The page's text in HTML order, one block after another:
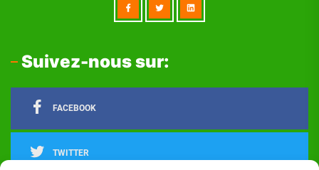
Suivez-nous sur:
FACEBOOK
TWITTER